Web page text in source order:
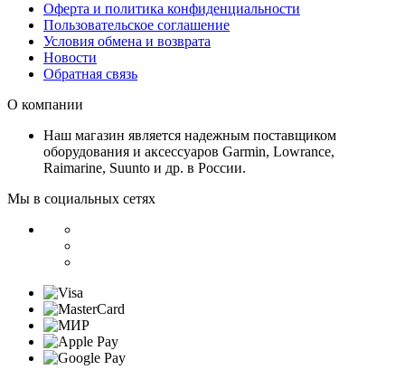
Оферта и политика конфиденциальности
Пользовательское соглашение
Условия обмена и возврата
Новости
Обратная связь
О компании
Наш магазин является надежным поставщиком
оборудования и аксессуаров Garmin, Lowrance,
Raimarine, Suunto и др. в России.
Мы в социальных сетях